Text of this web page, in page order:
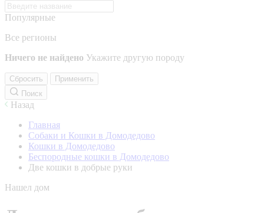
Популярные
Все регионы
Ничего не найдено Укажите другую породу
Сбросить
Применить
Поиск
Назад
Главная
Собаки и Кошки в Домодедово
Кошки в Домодедово
Беспородные кошки в Домодедово
Две кошки в добрые руки
Нашел дом